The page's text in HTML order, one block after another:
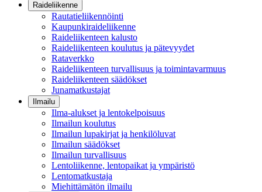
Raideliikenne
Rautatieliikennöinti
Kaupunkiraideliikenne
Raideliikenteen kalusto
Raideliikenteen koulutus ja pätevyydet
Rataverkko
Raideliikenteen turvallisuus ja toimintavarmuus
Raideliikenteen säädökset
Junamatkustajat
Ilmailu
Ilma-alukset ja lentokelpoisuus
Ilmailun koulutus
Ilmailun lupakirjat ja henkilöluvat
Ilmailun säädökset
Ilmailun turvallisuus
Lentoliikenne, lentopaikat ja ympäristö
Lentomatkustaja
Miehittämätön ilmailu